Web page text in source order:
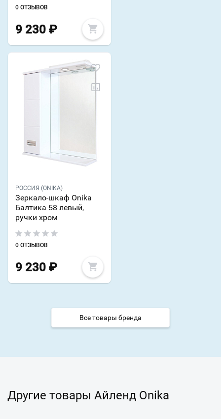
0 ОТЗЫВОВ
9 230 ₽
РОССИЯ (ONIKA)
Зеркало-шкаф Onika
Балтика 58 левый,
ручки хром
0 ОТЗЫВОВ
9 230 ₽
Все товары бренда
Другие товары Айленд Onika